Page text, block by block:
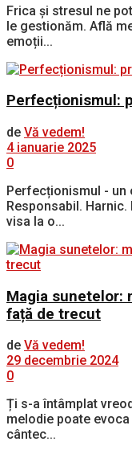
Frica și stresul ne
le gestionăm. Află
emoții...
Perfecționismul:
de Vă vedem!
4 ianuarie 2025
0
Perfecționismul - un
Responsabil.
visa la o...
Magia sunetelor:
față de trecut
de Vă vedem!
29 decembrie 2024
0
Ți s-a întâmplat
melodie poate
cântec...